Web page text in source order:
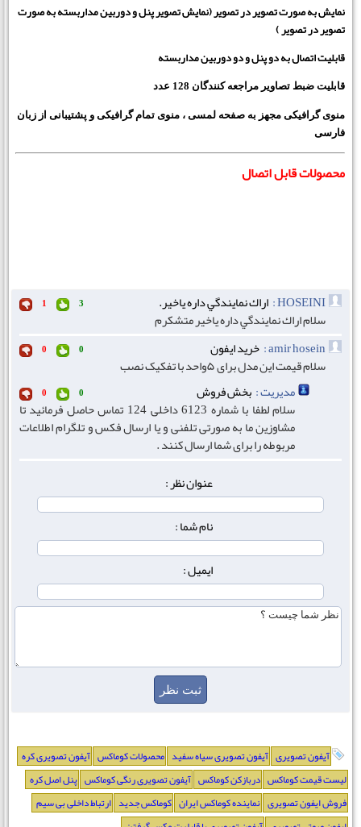
نمایش به صورت تصویر در تصویر (نمایش تصویر پنل و دوربین مداربسته به صورت
تصویر در تصویر )
قابلیت اتصال به دو پنل و دو دوربین مداربسته
قابلیت ضبط تصاویر مراجعه کنندگان 128 عدد
منوی گرافیکی مجهز به صفحه لمسی ، منوی تمام گرافیکی و پشتیبانی از زبان
فارسی
محصولات قابل اتصال
HOSEINI : اراك نمايندگي داره ياخير. 3
1
سلام اراك نمايندگي داره ياخير متشكرم
amir hosein : خرید ایفون 0
0
سلام قیمت این مدل برای ۵واحد با تفکیک نصب
مدیریت : بخش فروش 0
0
سلام لطفا با شماره 6123 داخلی 124 تماس حاصل فرمائید تا
مشاوزین ما به صورتی تلفنی و یا ارسال فکس و تلگرام اطلاعات
مربوطه را برای شما ارسال کنند .
عنوان نظر :
نام شما :
ایمیل :
آیفون تصویری آیفون تصویری سیاه سفید محصولات کوماکس آیفون تصویری کره
لیست قیمت کوماکس دربازکن کوماکس آیفون تصویری رنگی کوماکس پنل اصل کره
فروش ایفون تصویری نماینده کوماکس ایران کوماکس جدید ارتباط داخلی بی سیم